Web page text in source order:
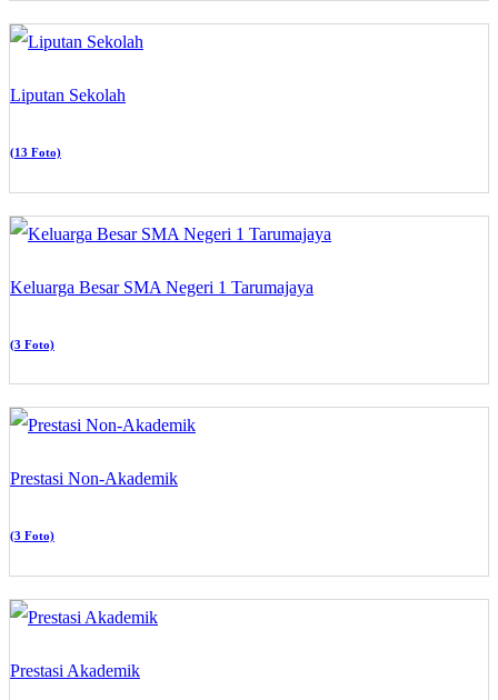
Liputan Sekolah
(13 Foto)
Keluarga Besar SMA Negeri 1 Tarumajaya
(3 Foto)
Prestasi Non-Akademik
(3 Foto)
Prestasi Akademik